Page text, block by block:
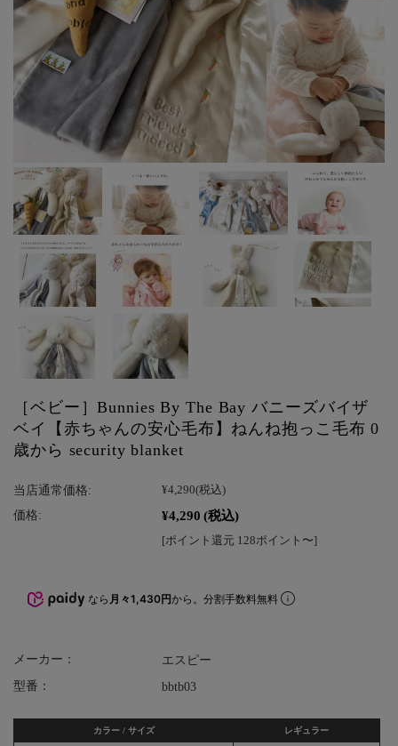
［ベビー］Bunnies By The Bay バニーズバイザ
ベイ【赤ちゃんの安心毛布】ねんね抱っこ毛布 0
歳から security blanket
当店通常価格: ¥4,290(税込)
価格: ¥4,290 (税込)
[ポイント還元 128ポイント〜]
なら 月々1,430円から。分割手数料無料
メーカー：
エスピー
型番：
bbtb03
カラー / サイズ レギュラー